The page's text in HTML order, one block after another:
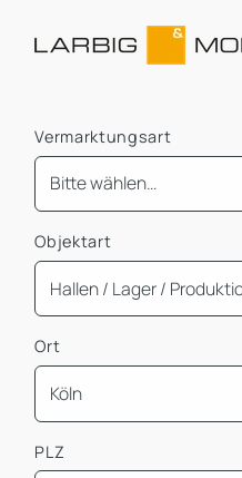
Vermarktungsart
Objektart
Ort
PLZ